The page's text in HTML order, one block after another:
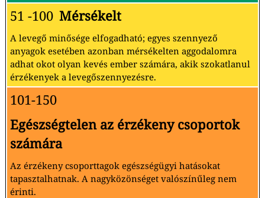
51 -100 Mérsékelt
A levegő minősége elfogadható; egyes szennyező
anyagok esetében azonban mérsékelten aggodalomra
adhat okot olyan kevés ember számára, akik szokatlanul
érzékenyek a levegőszennyezésre.
101-150
Egészségtelen az érzékeny csoportok
számára
Az érzékeny csoporttagok egészségügyi hatásokat
tapasztalhatnak. A nagyközönséget valószínűleg nem
érinti.